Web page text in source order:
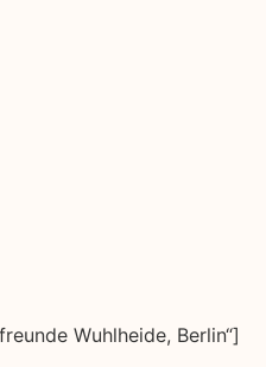
Wuhlheide, Berlin“]